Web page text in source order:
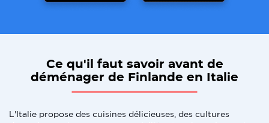
Ce qu'il faut savoir avant de
déménager de Finlande en Italie
L'Italie propose des cuisines délicieuses, des cultures